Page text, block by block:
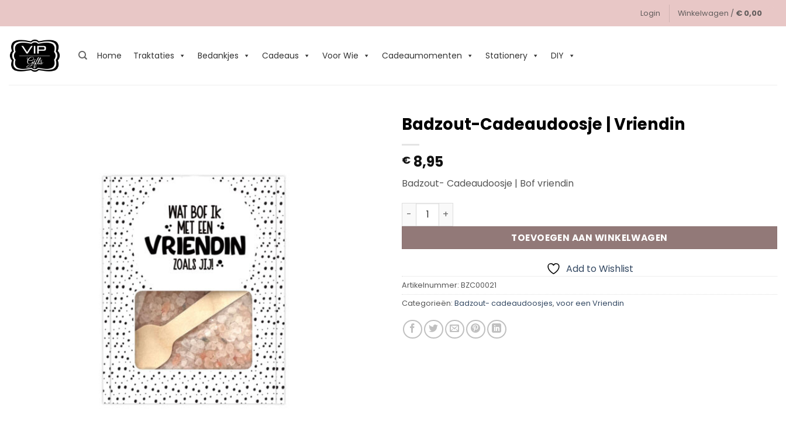
Login Winkelwagen / € 0,00
Home Traktaties Bedankjes Cadeaus Voor Wie Cadeaumomenten Stationery DIY
Badzout-Cadeaudoosje | Vriendin
€ 8,95
Badzout- Cadeaudoosje | Bof vriendin
Badzout-Cadeaudoosje | Vriendin aantal
TOEVOEGEN AAN WINKELWAGEN
Add to Wishlist
Artikelnummer: BZC00021
Categorieën: Badzout- cadeaudoosjes, voor een Vriendin